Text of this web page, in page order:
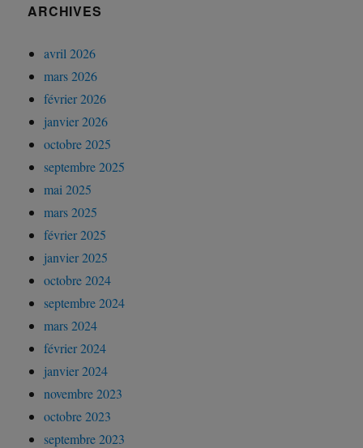
ARCHIVES
avril 2026
mars 2026
février 2026
janvier 2026
octobre 2025
septembre 2025
mai 2025
mars 2025
février 2025
janvier 2025
octobre 2024
septembre 2024
mars 2024
février 2024
janvier 2024
novembre 2023
octobre 2023
septembre 2023